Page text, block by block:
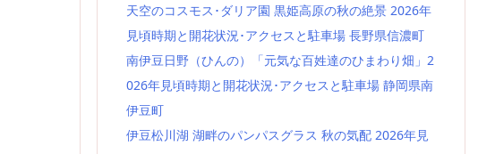
天空のコスモス･ダリア園 黒姫高原の秋の絶景 2026年
見頃時期と開花状況･アクセスと駐車場 長野県信濃町
南伊豆日野（ひんの）「元気な百姓達のひまわり畑」2
026年見頃時期と開花状況･アクセスと駐車場 静岡県南
伊豆町
伊豆松川湖 湖畔のパンパスグラス 秋の気配 2026年見